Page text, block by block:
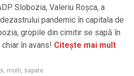
Slobozia, Valeriu Roșca, a
pandemic în capitala de
gropile din cimitir se sapă în
în avans! Citește mai mult
, morti, sapate